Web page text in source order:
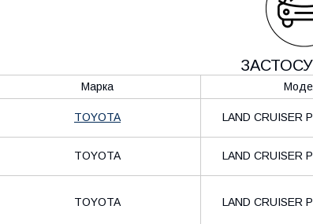
Марка
TOYOTA LAND CRUISER
TOYOTA LAND CRUISER
TOYOTA LAND CRUISER